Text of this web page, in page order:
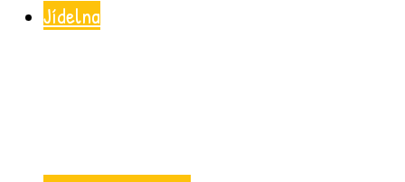
Jídelna